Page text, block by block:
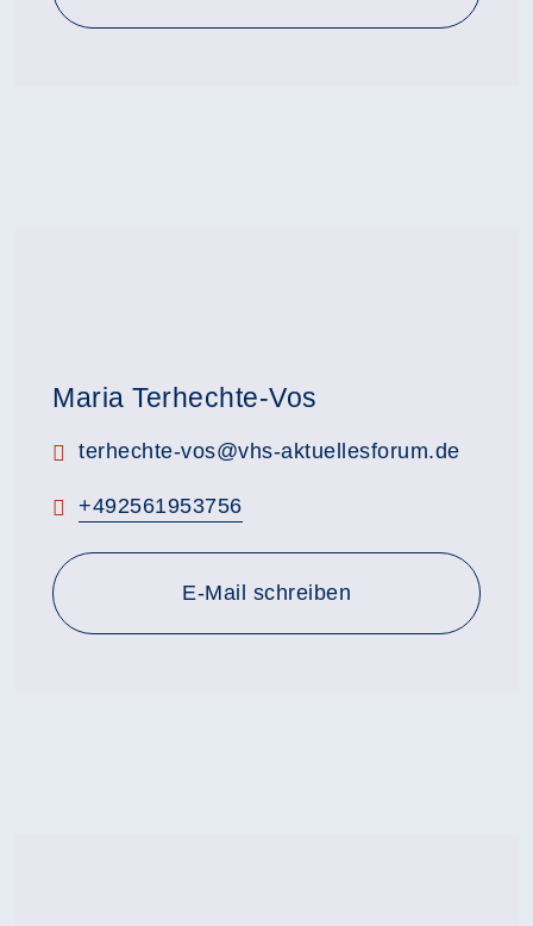
Maria Terhechte-Vos
E-Mail:
terhechte-vos@vhs-aktuellesforum.de
Telefon:
+492561953756
E-Mail schreiben